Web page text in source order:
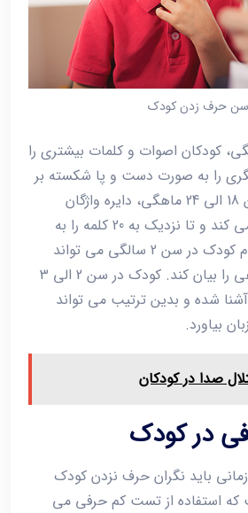
سن حرف زدن کودک
الی 15 ماهگی، کودکان اصوات و کلمات بیشتری را
را به صورت دست و پا شکسته بر
زبان می آورند. در سن 18 الی 24 ماهگی، دایره واژگان
کودکان افزایش پیدا می کند و تا نزدیک به 20 کلمه را به
زبان می آورد. سرانجام کودک در سن 2 سالگی می تواند
عبارت و جملات کوتاهی را بیان کند. کودک در سن 2 الی 3
شده و بدین ترتیب می تواند
بیاورد.
صدا در کودکان
در کودک
باید نگران حرف نزدن کودک
که استفاده از تست کم حرفی می